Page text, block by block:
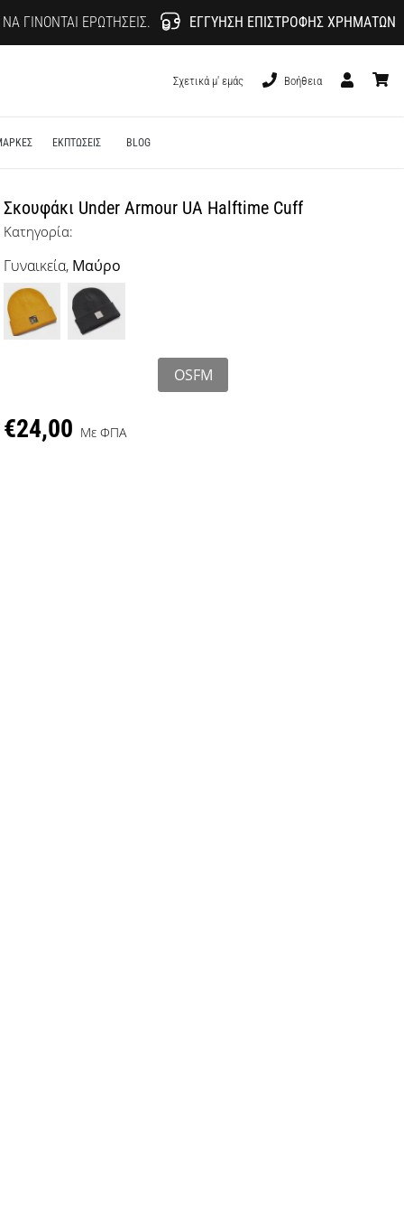
ΓΊΝΟΝΤΑΙ ΕΡΩΤΉΣΕΙΣ. ΕΓΓΎΗΣΗ ΕΠΙΣΤΡΟΦΉΣ ΧΡΗΜΆΤΩΝ
Σχετικά μ' εμάς
Βοήθεια
ΕΚΠΤΩΣΕΙΣ BLOG
Σκουφάκι Under Armour UA Halftime Cuff
Κατηγορία:
Γυναικεία, Μαύρο
OSFM
€24,00 Με ΦΠΑ